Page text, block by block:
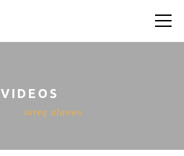
VIDEOS
tareq alaows